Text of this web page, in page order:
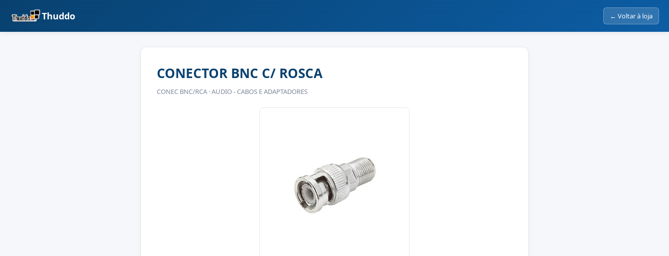
Thuddo ← Voltar à loja
CONECTOR BNC C/ ROSCA
CONEC BNC/RCA · AUDIO - CABOS E ADAPTADORES